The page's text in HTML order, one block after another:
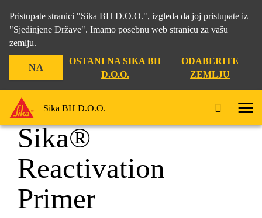
Pristupate stranici "Sika BH D.O.O.", izgleda da joj pristupate iz
"Sjedinjene Države". Imamo posebnu web stranicu za vašu
zemlju.
NA
OSTANI NA SIKA BH
D.O.O.
ODABERITE
ZEMLJU
Sika BH D.O.O.
... Sika® Reactivation Primer
Sika®
Reactivation
Primer